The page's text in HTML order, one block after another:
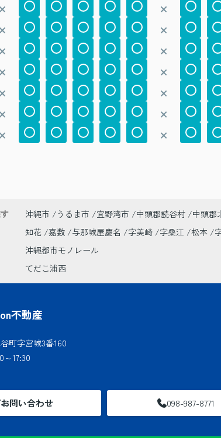
沖縄市 うるま市 宜野湾市 中頭郡読谷村 中頭郡
知花 嘉数 与那城屋慶名 字美崎 字桑江 松本
沖縄都市モノレール
てだこ浦西
不動産
町字宮城3番160
～17:30
お問い合わせ 098-987-8771